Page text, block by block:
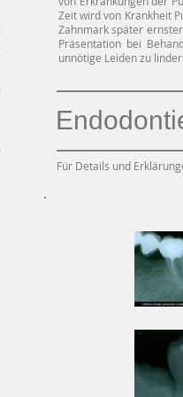
Zeit wird von Krankheit
Zahnmark später
Präsentation bei
unnötige Leiden zu
Für Details und